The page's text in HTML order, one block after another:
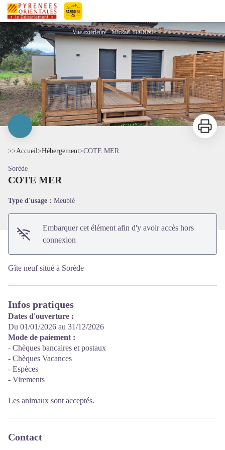
Pyrénées-Orientales Le Département
COTE MER
Vue extérieure - Mickael TODINI
Imprimer
>>Accueil>Hébergement>COTE MER
Sorède
COTE MER
Type d'usage : Meublé
Embarquer cet élément afin d'y avoir accès hors
connexion
Gîte neuf situé à Sorède
Infos pratiques
Dates d'ouverture :
Du 01/01/2026 au 31/12/2026
Mode de paiement :
- Chèques bancaires et postaux
- Chèques Vacances
- Espèces
- Virements
Les animaux sont acceptés.
Contact